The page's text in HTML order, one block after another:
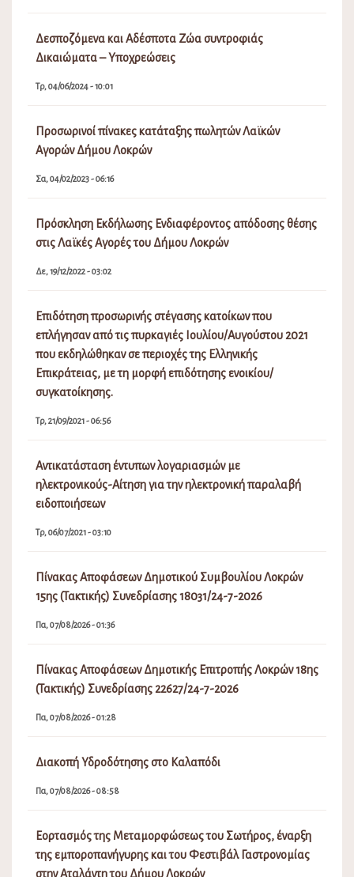
Δεσποζόμενα και Αδέσποτα Ζώα συντροφιάς
Δικαιώματα – Υποχρεώσεις
Τρ, 04/06/2024 - 10:01
Προσωρινοί πίνακες κατάταξης πωλητών Λαϊκών
Αγορών Δήμου Λοκρών
Σα, 04/02/2023 - 06:16
Πρόσκληση Εκδήλωσης Ενδιαφέροντος απόδοσης θέσης
στις Λαϊκές Αγορές του Δήμου Λοκρών
Δε, 19/12/2022 - 03:02
Επιδότηση προσωρινής στέγασης κατοίκων που
επλήγησαν από τις πυρκαγιές Ιουλίου/Αυγούστου 2021
που εκδηλώθηκαν σε περιοχές της Ελληνικής
Επικράτειας, με τη μορφή επιδότησης ενοικίου/
συγκατοίκησης.
Τρ, 21/09/2021 - 06:56
Αντικατάσταση έντυπων λογαριασμών με
ηλεκτρονικούς-Αίτηση για την ηλεκτρονική παραλαβή
ειδοποιήσεων
Τρ, 06/07/2021 - 03:10
Πίνακας Αποφάσεων Δημοτικού Συμβουλίου Λοκρών
15ης (Τακτικής) Συνεδρίασης 18031/24-7-2026
Πα, 07/08/2026 - 01:36
Πίνακας Αποφάσεων Δημοτικής Επιτροπής Λοκρών 18ης
(Τακτικής) Συνεδρίασης 22627/24-7-2026
Πα, 07/08/2026 - 01:28
Διακοπή Υδροδότησης στο Καλαπόδι
Πα, 07/08/2026 - 08:58
Εορτασμός της Μεταμορφώσεως του Σωτήρος, έναρξη
της εμποροπανήγυρης και του Φεστιβάλ Γαστρονομίας
στην Αταλάντη του Δήμου Λοκρών